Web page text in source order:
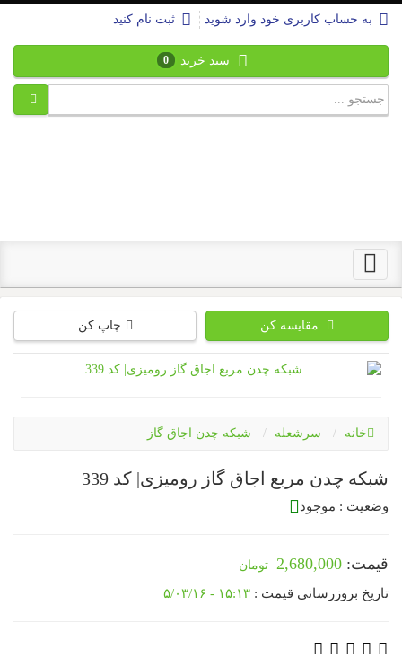
به حساب کاربری خود وارد شوید ثبت نام کنید
سبد خرید 0
Toggle
navigation
مقایسه کن چاپ کن
خانه سرشعله شبکه چدن اجاق گاز
شبکه چدن مربع اجاق گاز رومیزی| کد 339
وضعیت : موجود
قیمت: 2,680,000
تاریخ بروزرسانی قیمت : ۱۵:۱۳ - ۵/۰۳/۱۶